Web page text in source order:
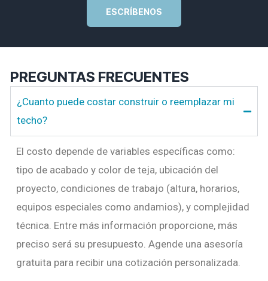
ESCRÍBENOS
PREGUNTAS FRECUENTES
¿Cuanto puede costar construir o reemplazar mi
techo?
El costo depende de variables específicas como:
tipo de acabado y color de teja, ubicación del
proyecto, condiciones de trabajo (altura, horarios,
equipos especiales como andamios), y complejidad
técnica. Entre más información proporcione, más
preciso será su presupuesto. Agende una asesoría
gratuita para recibir una cotización personalizada.